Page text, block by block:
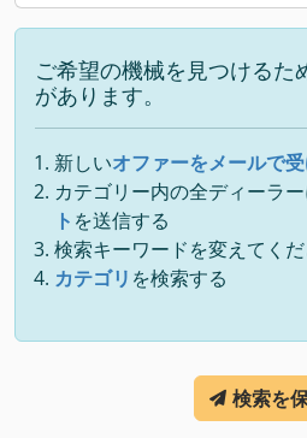
ご希望の機械を見つけるた
があります。
新しいオファーをメールで
カテゴリー内の全ディーラ
ト を送信する
検索キーワードを変えてく
カテゴリ を検索する
検索を